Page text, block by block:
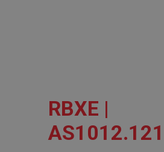
RBXE |
AS1012.121